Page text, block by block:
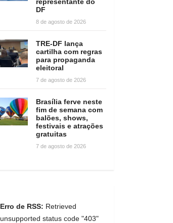
DF
8 de agosto de 2026
TRE-DF lança
cartilha com regras
para propaganda
eleitoral
7 de agosto de 2026
Brasília ferve neste
fim de semana com
balões, shows,
festivais e atrações
gratuitas
7 de agosto de 2026
Erro de RSS: Retrieved
unsupported status code "403"